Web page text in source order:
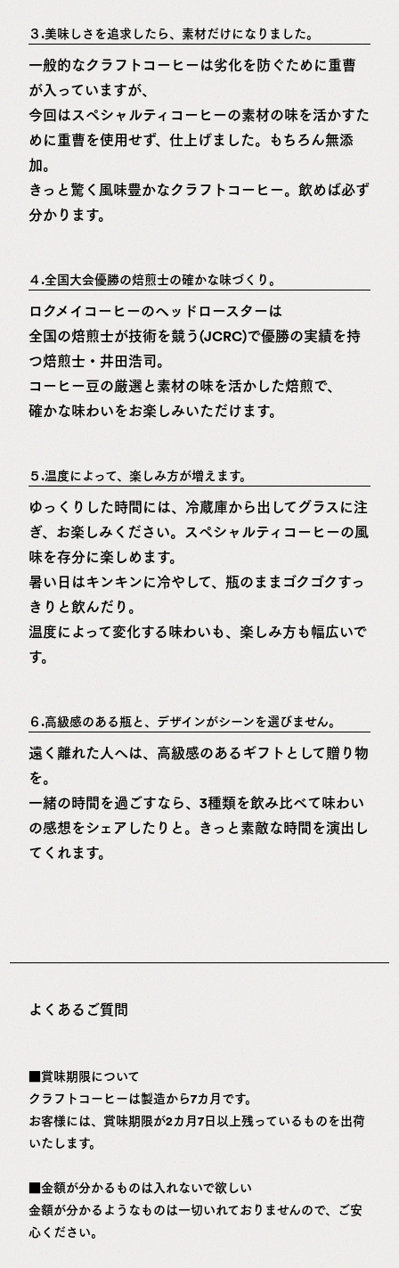
３.美味しさを追求したら、素材だけになりました。
一般的なクラフトコーヒーは劣化を防ぐために重曹
が入っていますが、
今回はスペシャルティコーヒーの素材の味を活かすた
めに重曹を使用せず、仕上げました。もちろん無添
加。
きっと驚く風味豊かなクラフトコーヒー。飲めば必ず
分かります。
４.全国大会優勝の焙煎士の確かな味づくり。
ロクメイコーヒーのヘッドロースターは
全国の焙煎士が技術を競う(JCRC)で優勝の実績を持
つ焙煎士・井田浩司。
コーヒー豆の厳選と素材の味を活かした焙煎で、
確かな味わいをお楽しみいただけます。
５.温度によって、楽しみ方が増えます。
ゆっくりした時間には、冷蔵庫から出してグラスに注
ぎ、お楽しみください。スペシャルティコーヒーの風
味を存分に楽しめます。
暑い日はキンキンに冷やして、瓶のままゴクゴクすっ
きりと飲んだり。
温度によって変化する味わいも、楽しみ方も幅広いで
す。
６.高級感のある瓶と、デザインがシーンを選びません。
遠く離れた人へは、高級感のあるギフトとして贈り物
を。
一緒の時間を過ごすなら、3種類を飲み比べて味わい
の感想をシェアしたりと。きっと素敵な時間を演出し
てくれます。
よくあるご質問
■賞味期限について
クラフトコーヒーは製造から7カ月です。
お客様には、賞味期限が2カ月7日以上残っているものを出荷
いたします。
■金額が分かるものは入れないで欲しい
金額が分かるようなものは一切いれておりませんので、ご安
心ください。